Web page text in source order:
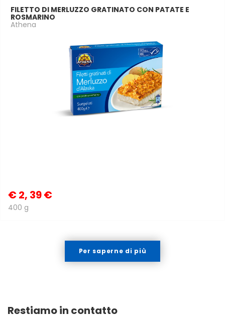
FILETTO DI MERLUZZO GRATINATO CON PATATE E
ROSMARINO
Athena
€2, 39 €
400 g
Per saperne di più
Restiamo in contatto